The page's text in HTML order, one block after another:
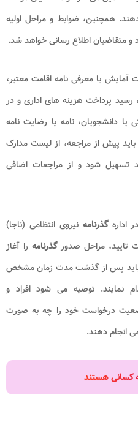
دهند. همچنین، ضوابط و مراحل اولیه
و متقاضیان اطلاع رسانی خواهد شد.
آمایش یا معرفی نامه اقامت معتبر،
پرداخت هزینه های اداری و در
یا دانشجویان، نامه یا رضایت نامه
باید پیش از مراجعه، از لیست مدارک
تسهیل شود و از مراجعات اضافی
ادارهگذرنامهنیروی انتظامی (ناجا)
تایید، مراحل صدورگذرنامه را آغاز
باید پس از گذشت مدت زمان مشخص
نمایند. توصیه می شود افراد و
درخواست خود را چه به صورت
انجام دهند.
کسانی هستند